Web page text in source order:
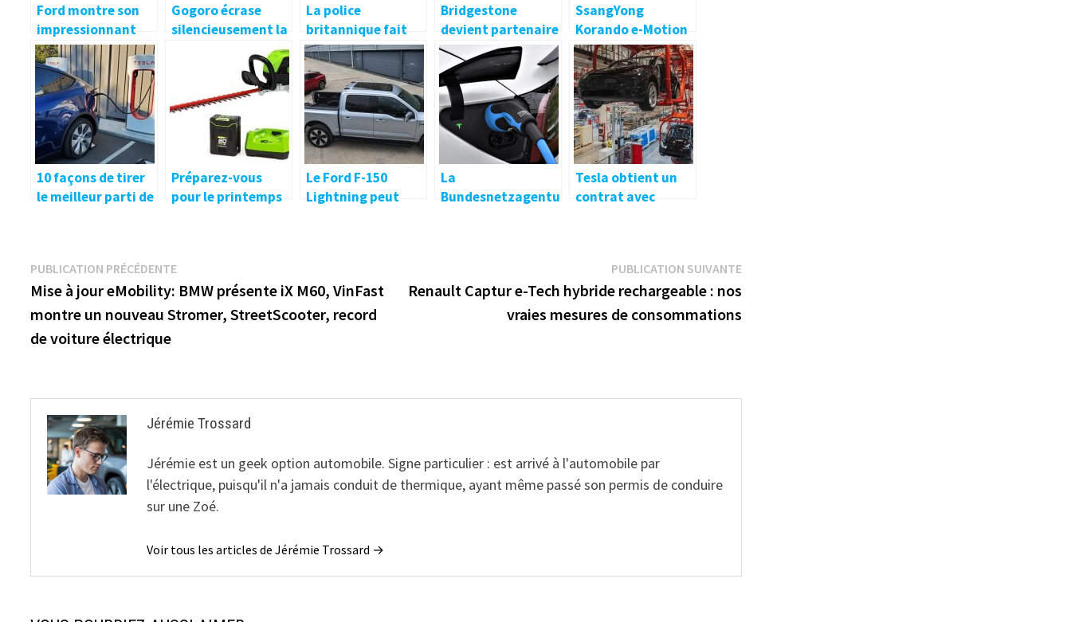
Ford montre son
impressionnant
chargement de
véhicule à véhicule
avec le F-150
Lightning
Gogoro écrase
silencieusement la
concurrence des
électriques
domestiques, et ce
n’est même pas
proche
La police
britannique fait
des courses
poursuite en Tesla
Model 3
Bridgestone
devient partenaire
de service Fisker
SsangYong
Korando e-Motion
arrive en
Allemagne début
2022
10 façons de tirer
le meilleur parti de
vacances
Préparez-vous
pour le printemps
haie à 237 $, plus
dans les nouvelles
offres vertes
Le Ford F-150
Lightning peut
La
Bundesnetzagentu
Tesla obtient un
contrat avec
Navigation
de
l’article
PUBLICATION PRÉCÉDENTEPublication
précédente :
Mise à jour eMobility: BMW présente iX M60, VinFast
montre un nouveau Stromer, StreetScooter, record
de voiture électrique
PUBLICATION SUIVANTEPublication
suivante :
Renault Captur e-Tech hybride rechargeable : nos
vraies mesures de consommations
Jérémie Trossard
Jérémie est un geek option automobile. Signe particulier : est arrivé à l'automobile par
l'électrique, puisqu'il n'a jamais conduit de thermique, ayant même passé son permis de conduire
sur une Zoé.
Voir tous les articles de Jérémie Trossard →